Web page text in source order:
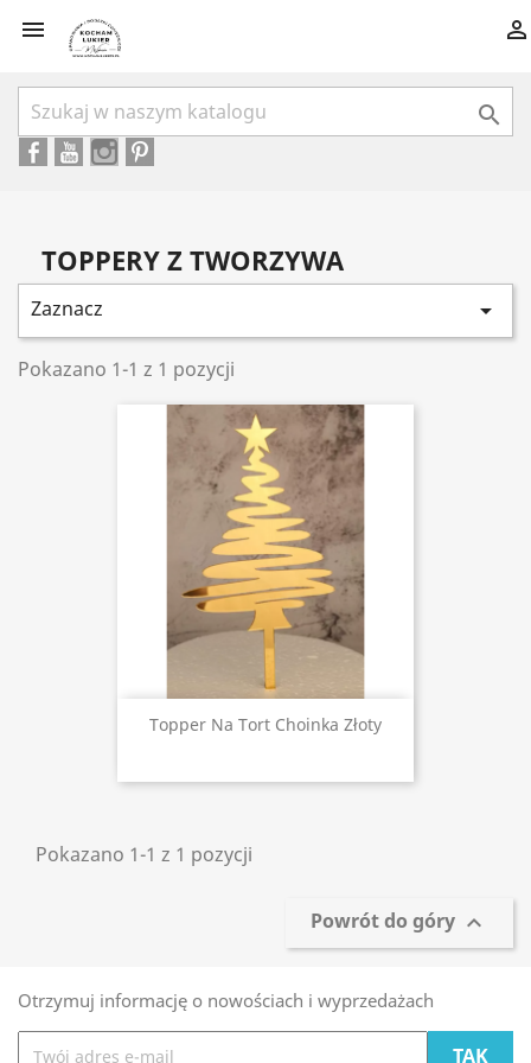
 

TOPPERY Z TWORZYWA
Zaznacz 
Pokazano 1-1 z 1 pozycji
Topper Na Tort Choinka Złoty
Pokazano 1-1 z 1 pozycji
Powrót do góry 
Otrzymuj informację o nowościach i wyprzedażach